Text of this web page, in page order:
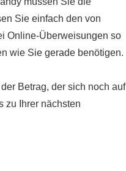
Sie einfach den von
Online-Überweisungen so
wie Sie gerade benötigen.
Betrag, der sich noch auf
zu Ihrer nächsten